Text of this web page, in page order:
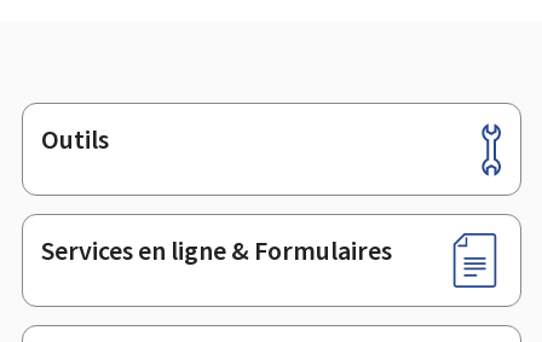
Pied
de
page
Outils
Services en ligne & Formulaires